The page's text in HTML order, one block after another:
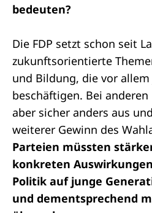
bedeuten?
Die FDP setzt schon seit
zukunftsorientierte
und Bildung, die vor
beschäftigen. Bei
aber sicher anders aus
weiterer Gewinn des
Parteien müssten
konkreten
Politik auf junge
und dementsprechend